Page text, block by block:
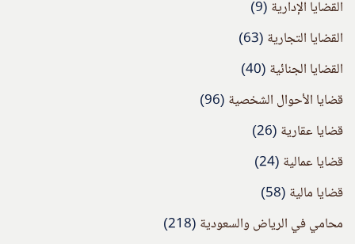
القضايا الإدارية (9)
القضايا التجارية (63)
القضايا الجنائية (40)
قضايا الأحوال الشخصية (96)
قضايا عقارية (26)
قضايا عمالية (24)
قضايا مالية (58)
محامي في الرياض والسعودية (218)